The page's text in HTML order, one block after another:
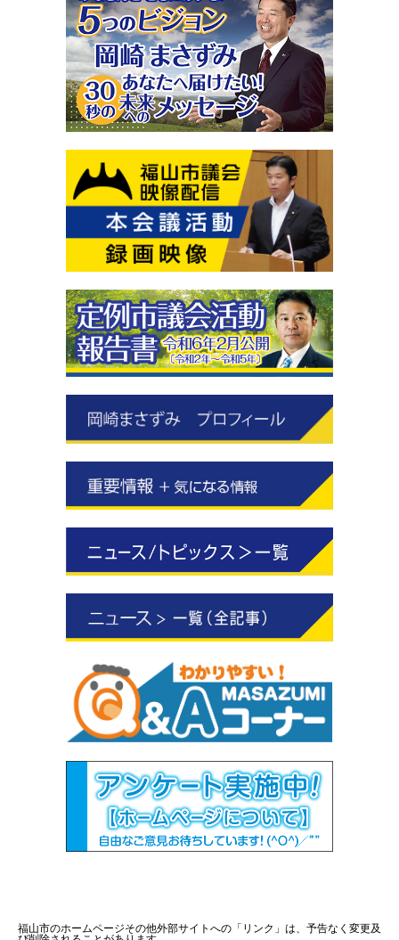
福山市のホームページその他外部サイトへの「リンク」は、予告なく変更及